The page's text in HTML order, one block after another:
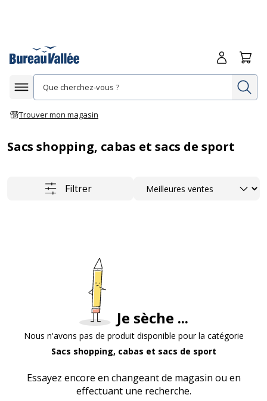
Afficher la navigation
Trouver mon magasin
Me
Sacs shopping, cabas et sacs de sport
Filtrer Trier
Je sèche ...
Nous n'avons pas de produit disponible pour la catégorie
Sacs shopping, cabas et sacs de sport
Essayez encore en changeant de magasin ou en
effectuant une recherche.